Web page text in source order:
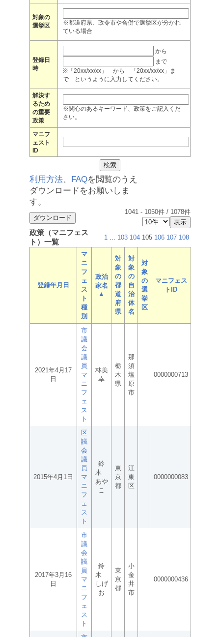
対象の
選挙区
※都道府県、政令市や合併で選挙区が分かれ
ている場合
登録日
時
から
まで
※「20xx/xx/xx」 から 「20xx/xx/xx」ま
で というように入力してください。
解決す
るため
の重要
政策
※関心のあるキーワード、政策をご記入くだ
さい。
マニフ
ェスト
ID
利用方法、 FAQを閲覧のうえ
ダウンロードをお願いしま
す。
1041 - 1050件 / 1078件
政策（マニフェス
ト）一覧
1 ... 103 104 105 106 107 108
登録年月日
マ
ニ
フ
ェ
ス
ト
種
別
政治
家名
▲
対
象
の
都
道
府
県
対
象
の
自
治
体
名
対
象
の
選
挙
区
マニフェス
トID
2021年4月17
日
市
議
会
議
員
マ
ニ
フ
ェ
ス
ト
林美
幸
栃
木
県
那
須
塩
原
市
0000000713
2015年4月1日
区
議
会
議
員
マ
ニ
フ
ェ
ス
ト
鈴
木
あや
こ
東
京
都
江
東
区
0000000083
2017年3月16
日
市
議
会
議
員
マ
ニ
フ
ェ
ス
ト
鈴
木
しげ
お
東
京
都
小
金
井
市
0000000436